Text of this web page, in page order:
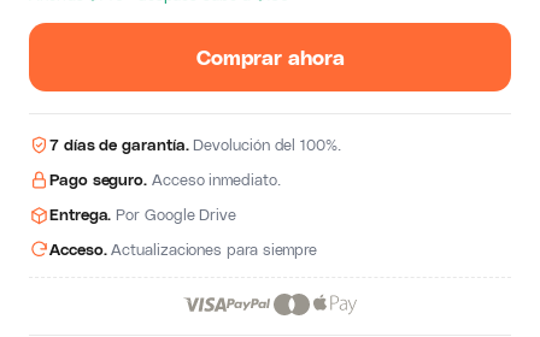
Comprar ahora
7 días de garantía.Devolución del 100%.
Pago seguro. Acceso inmediato.
Entrega. Por Google Drive
Acceso.Actualizaciones para siempre